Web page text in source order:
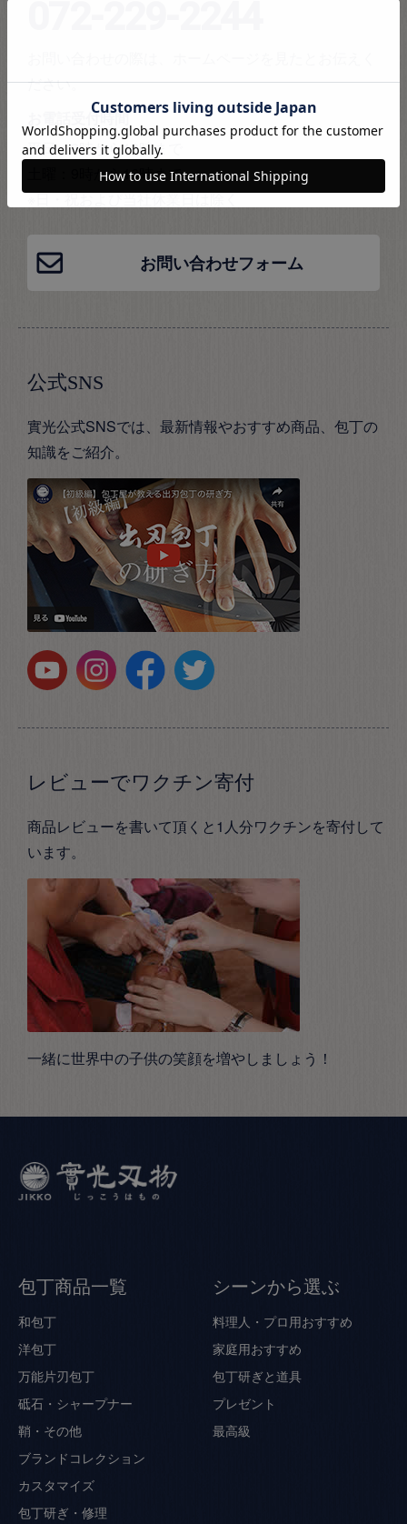
ださい。
お電話受付時間
平日：9時から18時まで
土曜：9時から16時まで
※日・祝および当社休業日は除く
お問い合わせフォーム
公式SNS
實光公式SNSでは、最新情報やおすすめ商品、包丁の
知識をご紹介。
レビューでワクチン寄付
商品レビューを書いて頂くと1人分ワクチンを寄付して
います。
一緒に世界中の子供の笑顔を増やしましょう！
包丁商品一覧
和包丁
洋包丁
万能片刃包丁
砥石・シャープナー
鞘・その他
ブランドコレクション
カスタマイズ
包丁研ぎ・修理
シーンから選ぶ
料理人・プロ用おすすめ
家庭用おすすめ
包丁研ぎと道具
プレゼント
最高級